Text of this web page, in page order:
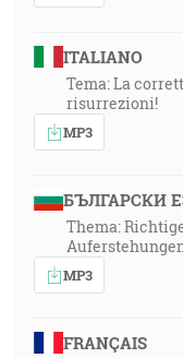
ITALIANO
Tema: La
risurrezioni!
MP3
БЪЛГАРСКИ
Thema:
MP3
FRANÇAIS